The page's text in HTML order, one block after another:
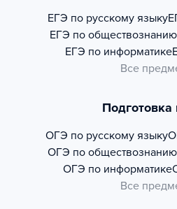
ЕГЭ по русскому языку
ЕГЭ по обществознанию
ЕГЭ по информатике
Все
ОГЭ по русскому языку
ОГЭ по обществознанию
ОГЭ по информатике
Все